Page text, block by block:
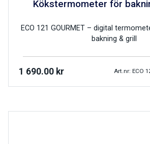
Kökstermometer för
ECO 121 GOURMET – digital
bakning & grill
1 690.00 kr Art.nr: ECO